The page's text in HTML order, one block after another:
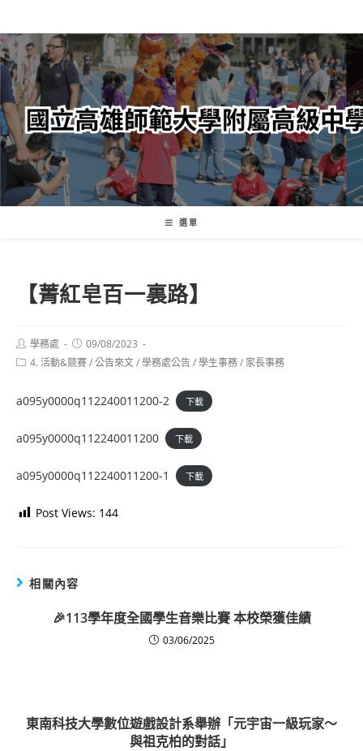
轉
至
主
內
容
選單
【菁紅皂百一裏路】
Post
author:
學務處
Post
published:
09/08/2023
Post4. 活動&競賽/公告來文/學務處公告/學生事務/ 家長事務
a095y0000q112240011200-2 下載
a095y0000q112240011200 下載
a095y0000q112240011200-1 下載
Post Views: 144
相關內容
🎉113學年度全國學生音樂比賽 本校榮獲佳績
03/06/2025
東南科技大學數位遊戲設計系舉辦「元宇宙一級玩家～
與祖克柏的對話」